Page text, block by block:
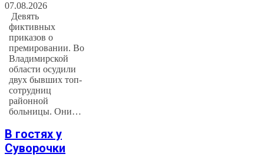
07.08.2026
Девять
фиктивных
приказов о
премировании. Во
Владимирской
области осудили
двух бывших топ-
сотрудниц
районной
больницы. Они…
В гостях у
Суворочки